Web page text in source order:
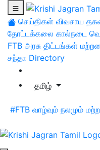
செய்திகள் விவசாய
தோட்டக்கலை கால்நடை
FTB அரசு திட்டங்கள்
சந்தா Directory
தமிழ்
#FTB வாழ்வும் நலமும்